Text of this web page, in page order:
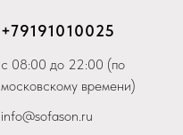
+79191010025
с 08:00 до 22:00 (по
московскому времени)
info@sofason.ru